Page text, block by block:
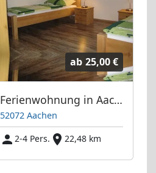
ab 25,00 €
Ferienwohnung in Aachen - Horbach
52072 Aachen
2-4 Pers.
22,48 km